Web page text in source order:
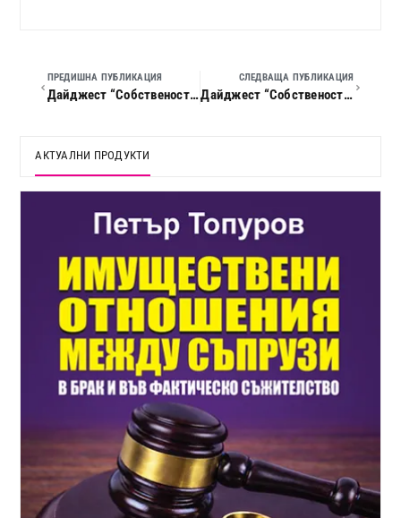
ПРЕДИШНА ПУБЛИКАЦИЯ
Дайджест “Собственост и право”, 2019 г., кн. 07
СЛЕДВАЩА ПУБЛИКАЦИЯ
Дайджест “Собственост и право”, 2019 г., кн. 09
АКТУАЛНИ ПРОДУКТИ